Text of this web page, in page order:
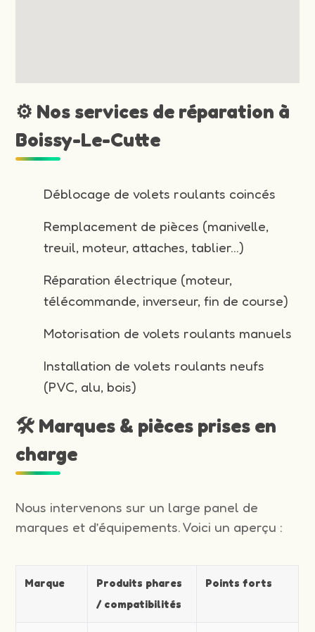
⚙️ Nos services de réparation à
Boissy-Le-Cutte
Déblocage de volets roulants coincés
Remplacement de pièces (manivelle,
treuil, moteur, attaches, tablier…)
Réparation électrique (moteur,
télécommande, inverseur, fin de course)
Motorisation de volets roulants manuels
Installation de volets roulants neufs
(PVC, alu, bois)
🛠️ Marques & pièces prises en
charge
Nous intervenons sur un large panel de
marques et d’équipements. Voici un aperçu :
Marque
Produits phares
/ compatibilités
Points forts